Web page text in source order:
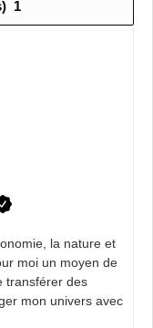
1
la nature et
moi un moyen de
transférer des
mon univers avec